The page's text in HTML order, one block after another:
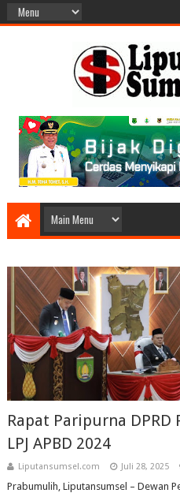
Rapat Paripurna
LPJ APBD 2024
Liputansumsel.com Juli 28, 2025
Prabumulih, Liputansumsel – Dewan